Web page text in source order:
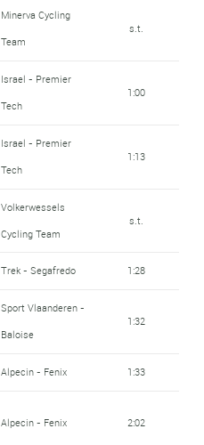
Minerva Cycling
Team
s.t.
Israel - Premier
Tech
1:00
Israel - Premier
Tech
1:13
Volkerwessels
Cycling Team
s.t.
Trek - Segafredo 1:28
Sport Vlaanderen -
Baloise
1:32
Alpecin - Fenix 1:33
Alpecin - Fenix 2:02